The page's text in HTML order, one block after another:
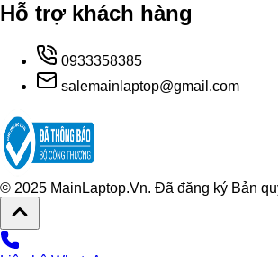
Hỗ trợ khách hàng
0933358385
salemainlaptop@gmail.com
© 2025 MainLaptop.Vn. Đã đăng ký Bản